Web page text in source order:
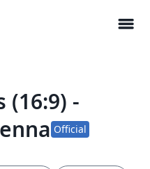
menu
(16:9) -
Official